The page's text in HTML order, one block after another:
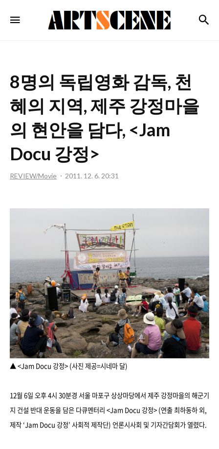
ARTSCENE
8명의 독립영화 감독, 천
혜의 지역, 제주 강정마을
의 현안을 담다, <Jam
Docu 강정>
REVIEW/Movie 2011. 12. 6. 20:31
▲ <Jam Docu 강정> (사진 제공=시네마 달)
12월 6일 오후 4시 30분경 서울 마포구 상상마당에서 제주 강정마을의 해군기
지 건설 반대 운동을 담은 다큐멘터리 <Jam Docu 강정> (연출 최하동하 외,
제작 ‘Jam Docu 강정’ 사회적 제작단) 언론시사회 및 기자간담회가 열렸다.